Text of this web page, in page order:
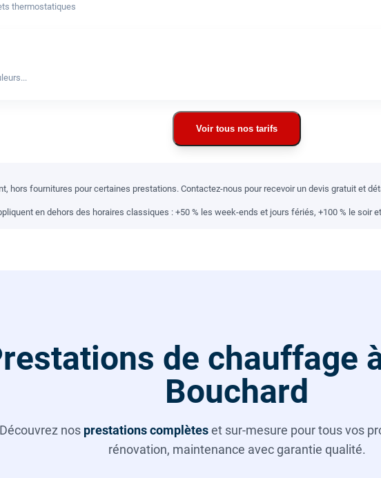
thermostatiques
Voir tous nos tarifs
hors fournitures pour certaines prestations. Contactez-nous pour recevoir un devis gratuit et
en dehors des horaires classiques : +50 % les week-ends et jours fériés, +100 % le soir
de chauffage
Bouchard
Découvrez nos prestations complèteset sur-mesure pour tous vos
rénovation, maintenance avec garantie qualité.